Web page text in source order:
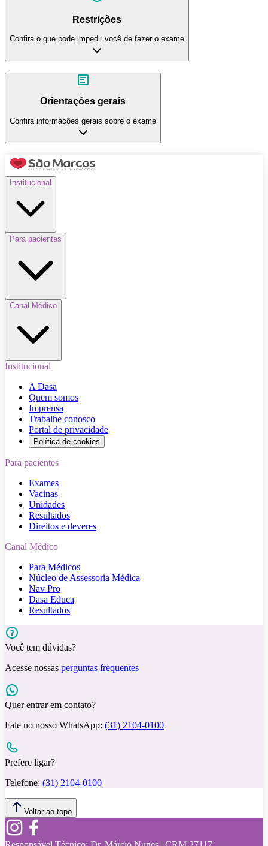
Restrições
Confira o que pode impedir você de fazer o exame
Orientações gerais
Confira informações gerais sobre o exame
Institucional
Para pacientes
Canal Médico
Institucional
A Dasa
Quem somos
Imprensa
Trabalhe conosco
Portal de privacidade
Política de cookies
Para pacientes
Exames
Vacinas
Unidades
Resultados
Direitos e deveres
Canal Médico
Para Médicos
Núcleo de Assessoria Médica
Nav Pro
Dasa Educa
Resultados
Você tem dúvidas?
Acesse nossas perguntas frequentes
Quer entrar em contato?
Fale no nosso WhatsApp: (31) 2104-0100
Prefere ligar?
Telefone: (31) 2104-0100
Voltar ao topo